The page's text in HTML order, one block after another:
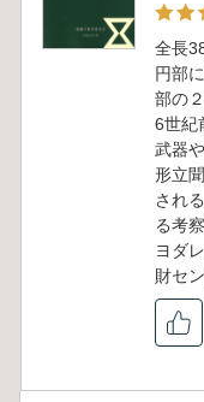
全長
円部
部の
6世紀
武器
形立
され
る考
ヨダ
財セ